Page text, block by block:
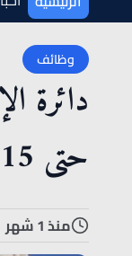
وظائف
دائرة
حتى 15 تموز 2026
منذ 1 شهر